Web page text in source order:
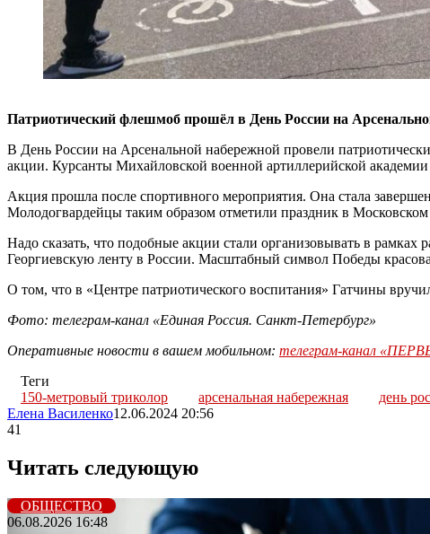
Патриотический флешмоб прошёл в День России на
В День России на Арсенальной набережной провели
акции. Курсанты Михайловской военной артиллерийской
Акция прошла после спортивного мероприятия. Она стала
Молодогвардейцы таким образом отметили праздник в Московском
Надо сказать, что подобные акции стали организовывать в рамках
Георгиевскую ленту в России. Масштабный символ Победы
О том, что в «Центре патриотического воспитания» Гатчины
Фото: телеграм-канал «Единая Россия. Санкт-Петербург»
Оперативные новости в вашем мобильном: телеграм-канал
Теги
150-метровый триколор
арсенальная набережная день
Елена Василенко12.06.2024 20:56
41
Читать следующую
ОБЩЕСТВО
06.08.2026 16:48